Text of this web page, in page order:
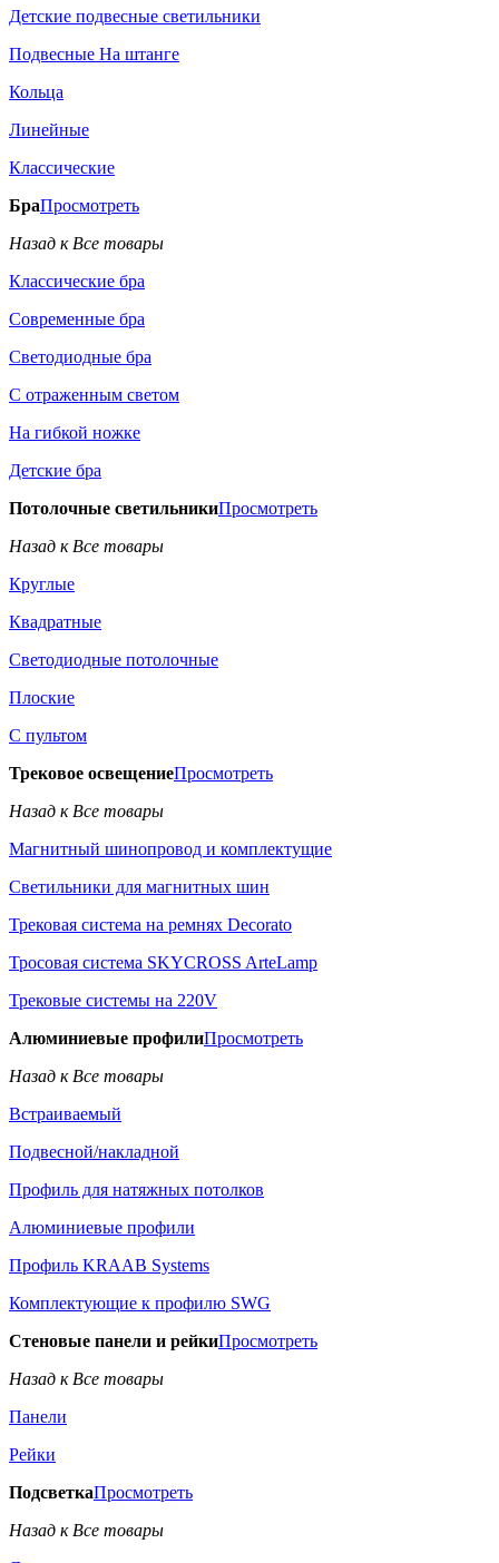
Детские подвесные светильники
Подвесные На штанге
Кольца
Линейные
Классические
БраПросмотреть
Назад к Все товары
Классические бра
Современные бра
Светодиодные бра
С отраженным светом
На гибкой ножке
Детские бра
Потолочные светильникиПросмотреть
Назад к Все товары
Круглые
Квадратные
Светодиодные потолочные
Плоские
С пультом
Трековое освещениеПросмотреть
Назад к Все товары
Магнитный шинопровод и комплектущие
Светильники для магнитных шин
Трековая система на ремнях Decorato
Тросовая система SKYCROSS ArteLamp
Трековые системы на 220V
Алюминиевые профилиПросмотреть
Назад к Все товары
Встраиваемый
Подвесной/накладной
Профиль для натяжных потолков
Алюминиевые профили
Профиль KRAAB Systems
Комплектующие к профилю SWG
Стеновые панели и рейкиПросмотреть
Назад к Все товары
Панели
Рейки
ПодсветкаПросмотреть
Назад к Все товары